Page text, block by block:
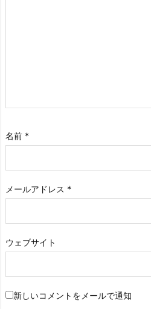
名前 *
メールアドレス *
ウェブサイト
新しいコメントをメールで通知